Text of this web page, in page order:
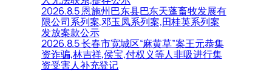
2026.8.5 恩施州巴东县巴东天蓬畜牧发展有
限公司系列案,邓玉凤系列案,田桂英系列案
发放案款公示
2026.8.5 长春市宽城区“麻黄草”案王元恭集
资诈骗,林吉祥,侯宝,付权义等人非吸进行集
资受害人补充登记